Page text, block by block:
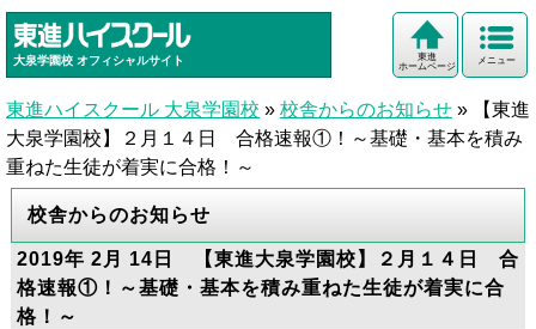
大泉学園校 オフィシャルサイト メニュー
東進
ホームページ
東進ハイスクール 大泉学園校 » 校舎からのお知らせ »
【東進
大泉学園校】２月１４日 合格速報①！～基礎・基本を積み
重ねた生徒が着実に合格！～
校舎からのお知らせ
2019年 2月 14日 【東進大泉学園校】２月１４日 合
格速報①！～基礎・基本を積み重ねた生徒が着実に合
格！～